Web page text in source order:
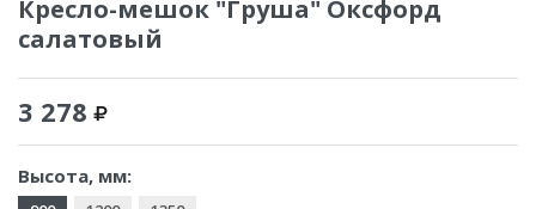
Кресло-мешок "Груша" Оксфорд
салатовый
3 278
Высота, мм: